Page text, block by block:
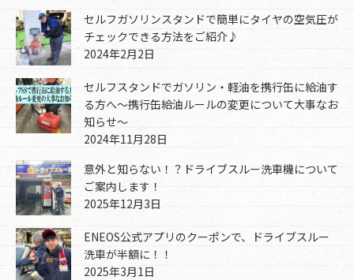
セルフガソリンスタンドで簡単にタイヤの空気圧が
チェックできる方法をご紹介♪
2024年2月2日
セルフスタンドでガソリン・軽油を携行缶に給油す
る方へ～携行缶給油ルールの変更について大事なお
知らせ～
2024年11月28日
意外と知らない！？ドライブスルー洗車機について
ご案内します！
2025年12月3日
ENEOS公式アプリのクーポンで、ドライブスルー
洗車が半額に！！
2025年3月1日